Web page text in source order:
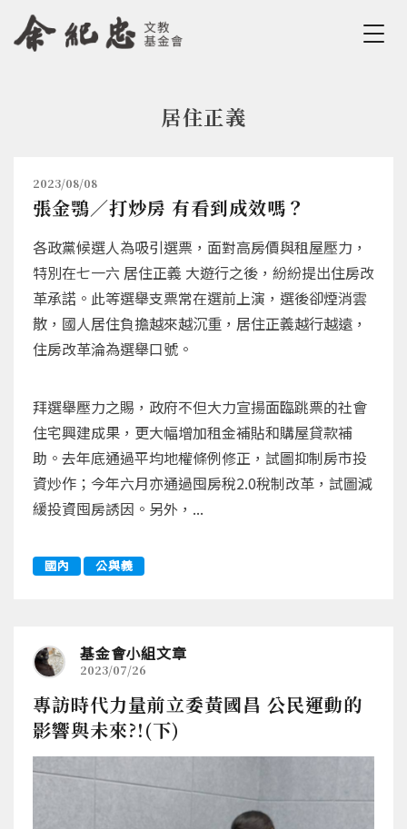
Jump to Navigation
Jump to Main content
居住正義
2023/08/08
張金鶚／打炒房 有看到成效嗎？
各政黨候選人為吸引選票，面對高房價與租屋壓力，
特別在七一六 居住正義 大遊行之後，紛紛提出住房改
革承諾。此等選舉支票常在選前上演，選後卻煙消雲
散，國人居住負擔越來越沉重，居住正義越行越遠，
住房改革淪為選舉口號。
拜選舉壓力之賜，政府不但大力宣揚面臨跳票的社會
住宅興建成果，更大幅增加租金補貼和購屋貸款補
助。去年底通過平均地權條例修正，試圖抑制房市投
資炒作；今年六月亦通過囤房稅2.0稅制改革，試圖減
緩投資囤房誘因。另外，...
國內 公與義
基金會小組文章
2023/07/26
專訪時代力量前立委黃國昌 公民運動的
影響與未來?!(下)